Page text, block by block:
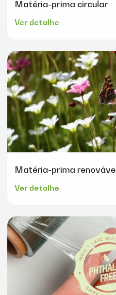
Matéria-prima circular
Ver detalhe
Matéria-prima renovável
Ver detalhe